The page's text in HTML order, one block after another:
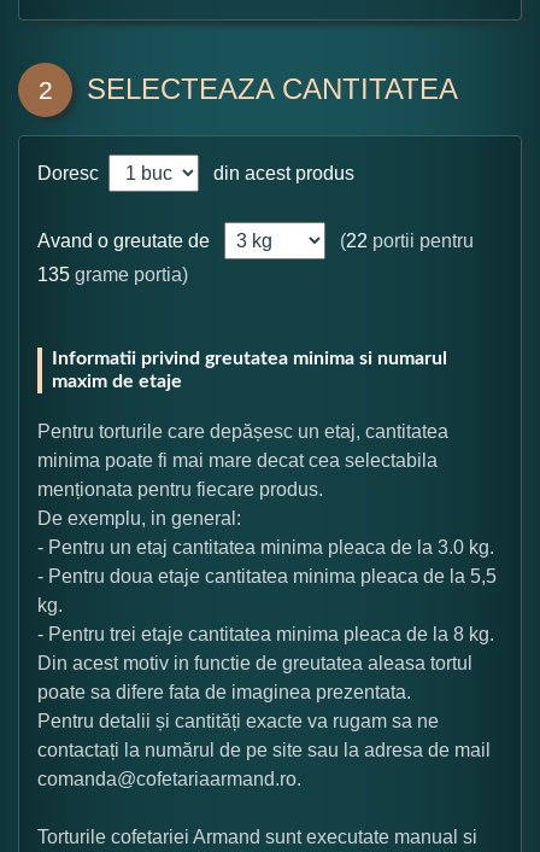
2 SELECTEAZA CANTITATEA
Doresc din acest produs
Avand o greutate de (22 portii pentru
135 grame portia)
Informatii privind greutatea minima si numarul
maxim de etaje
Pentru torturile care depășesc un etaj, cantitatea
minima poate fi mai mare decat cea selectabila
menționata pentru fiecare produs.
De exemplu, in general:
- Pentru un etaj cantitatea minima pleaca de la 3.0 kg.
- Pentru doua etaje cantitatea minima pleaca de la 5,5
kg.
- Pentru trei etaje cantitatea minima pleaca de la 8 kg.
Din acest motiv in functie de greutatea aleasa tortul
poate sa difere fata de imaginea prezentata.
Pentru detalii și cantități exacte va rugam sa ne
contactați la numărul de pe site sau la adresa de mail
comanda@cofetariaarmand.ro.
Torturile cofetariei Armand sunt executate manual si